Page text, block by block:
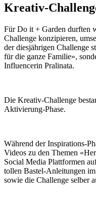
Kreativ-
Für Do it + Garden durften
Challenge konzipieren,
der diesjährigen Challenge
für die ganze Familie»,
Influencerin Pralinata.
Die Kreativ-Challenge
Aktivierung-Phase.
Während der Inspirations-
Videos zu den Themen
Social Media Plattformen
tollen Bastel-Anleitungen
sowie die Challenge selber